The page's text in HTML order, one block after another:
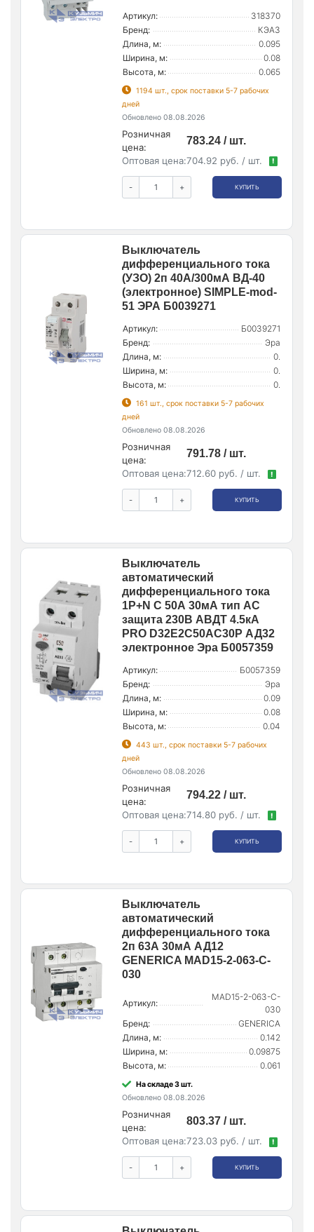
Артикул:
318370
Бренд:
КЭАЗ
Длина, м:
0.095
Ширина, м:
0.08
Высота, м:
0.065
1194 шт., срок поставки 5-7 рабочих
дней
Обновлено 08.08.2026
Розничная
цена:
783.24 / шт.
Оптовая цена:704.92 руб. / шт. !
- + КУПИТЬ
Выключатель
дифференциального тока
(УЗО) 2п 40А/300мА ВД-40
(электронное) SIMPLE-mod-
51 ЭРА Б0039271
Артикул:
Б0039271
Бренд:
Эра
Длина, м:
0.
Ширина, м:
0.
Высота, м:
0.
161 шт., срок поставки 5-7 рабочих
дней
Обновлено 08.08.2026
Розничная
цена:
791.78 / шт.
Оптовая цена:712.60 руб. / шт. !
- + КУПИТЬ
Выключатель
автоматический
дифференциального тока
1P+N C 50А 30мА тип AC
защита 230В АВДТ 4.5кА
PRO D32E2C50AC30P АД32
электронное Эра Б0057359
Артикул:
Б0057359
Бренд:
Эра
Длина, м:
0.09
Ширина, м:
0.08
Высота, м:
0.04
443 шт., срок поставки 5-7 рабочих
дней
Обновлено 08.08.2026
Розничная
цена:
794.22 / шт.
Оптовая цена:714.80 руб. / шт. !
- + КУПИТЬ
Выключатель
автоматический
дифференциального тока
2п 63А 30мА АД12
GENERICA MAD15-2-063-C-
030
Артикул:
MAD15-2-063-C-
030
Бренд:
GENERICA
Длина, м:
0.142
Ширина, м:
0.09875
Высота, м:
0.061
На складе 3 шт.
Обновлено 08.08.2026
Розничная
цена:
803.37 / шт.
Оптовая цена:723.03 руб. / шт. !
- + КУПИТЬ